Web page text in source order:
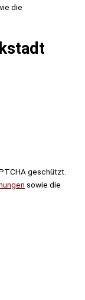
die
geschützt.
sowie die